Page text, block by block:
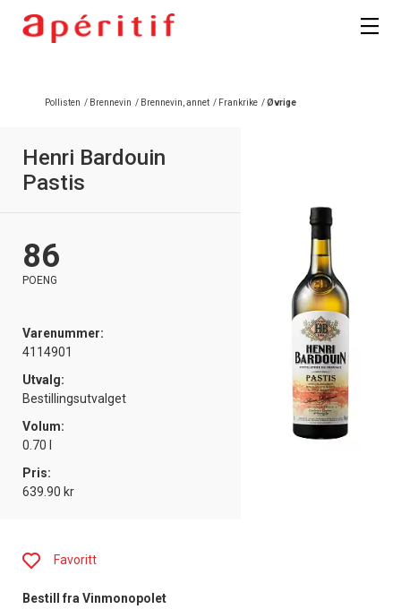
Pollisten / Brennevin / Brennevin, annet / Frankrike /Øvrige
Henri Bardouin
Pastis
86
POENG
Varenummer:
4114901
Utvalg:
Bestillingsutvalget
Volum:
0.70 l
Pris:
639.90 kr
Favoritt
Bestill fra Vinmonopolet